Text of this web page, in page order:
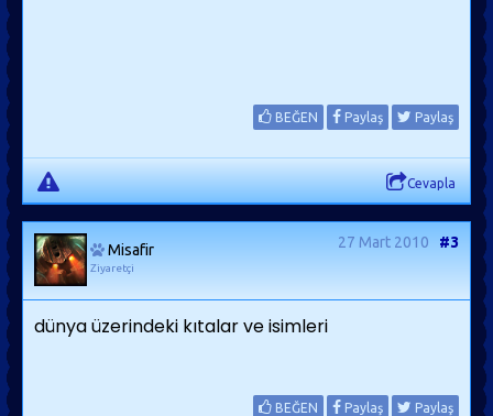
BEĞEN Paylaş Paylaş
Cevapla
Misafir
Ziyaretçi
27 Mart 2010 #3
dünya üzerindeki kıtalar ve isimleri
BEĞEN Paylaş Paylaş